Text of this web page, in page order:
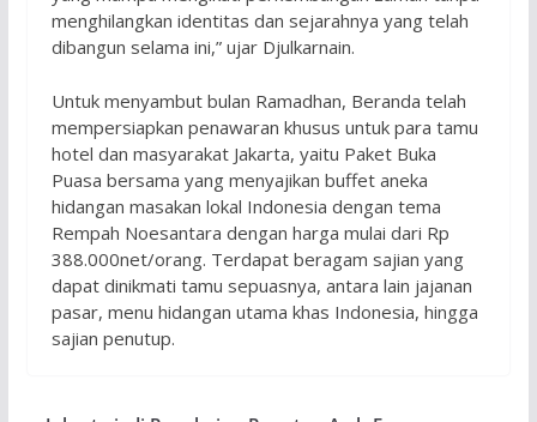
menghilangkan identitas dan sejarahnya yang telah
dibangun selama ini,” ujar Djulkarnain.
Untuk menyambut bulan Ramadhan, Beranda telah
mempersiapkan penawaran khusus untuk para tamu
hotel dan masyarakat Jakarta, yaitu Paket Buka
Puasa bersama yang menyajikan buffet aneka
hidangan masakan lokal Indonesia dengan tema
Rempah Noesantara dengan harga mulai dari Rp
388.000net/orang. Terdapat beragam sajian yang
dapat dinikmati tamu sepuasnya, antara lain jajanan
pasar, menu hidangan utama khas Indonesia, hingga
sajian penutup.